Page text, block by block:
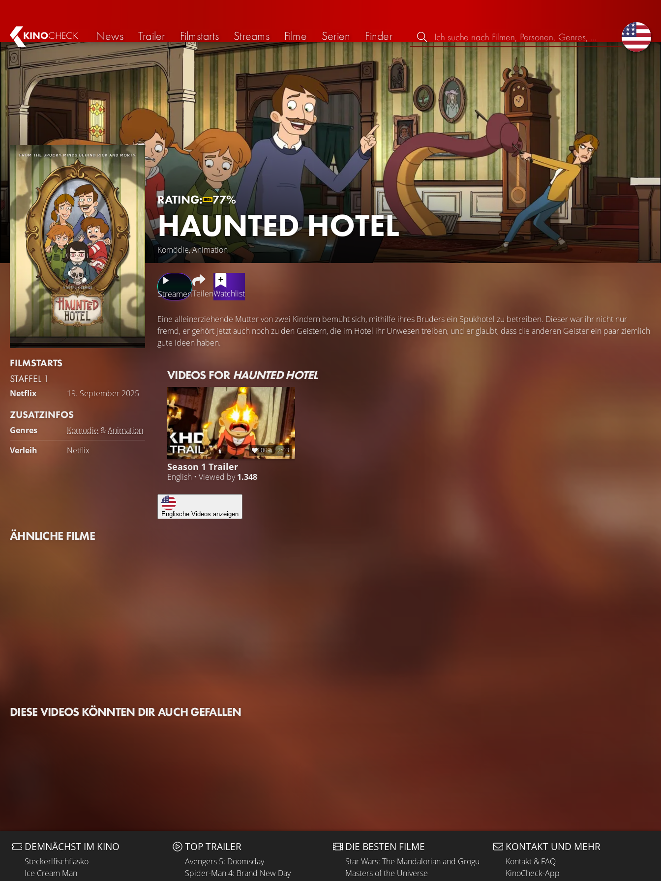
KINOCHECK News Trailer Filmstarts Streams Filme Serien Finder
RATING: 77%
HAUNTED HOTEL
Komödie, Animation
FILMSTARTS
STAFFEL 1
Netflix 19. September 2025
ZUSATZINFOS
Genres Komödie &Animation
Verleih
Netflix
StreamenTeilenWatchlist
Eine alleinerziehende Mutter von zwei Kindern bemüht sich, mithilfe ihres Bruders ein Spukhotel zu betreiben. Dieser war ihr nicht nur
fremd, er gehört jetzt auch noch zu den Geistern, die im Hotel ihr Unwesen treiben, und er glaubt, dass die anderen Geister ein paar ziemlich
gute Ideen haben.
VIDEOS FORHAUNTED HOTEL
100% 2:03
Season 1 Trailer
English • Viewed by1.348
Englische Videos anzeigen
ÄHNLICHE FILME
DIESE VIDEOS KÖNNTEN DIR AUCH GEFALLEN
DEMNÄCHST IM KINO
Steckerlfischfiasko
Ice Cream Man
TOP TRAILER
Avengers 5: Doomsday
Spider-Man 4: Brand New Day
DIE BESTEN FILME
Star Wars: The Mandalorian and Grogu
Masters of the Universe
KONTAKT UND MEHR
Kontakt & FAQ
KinoCheck-App